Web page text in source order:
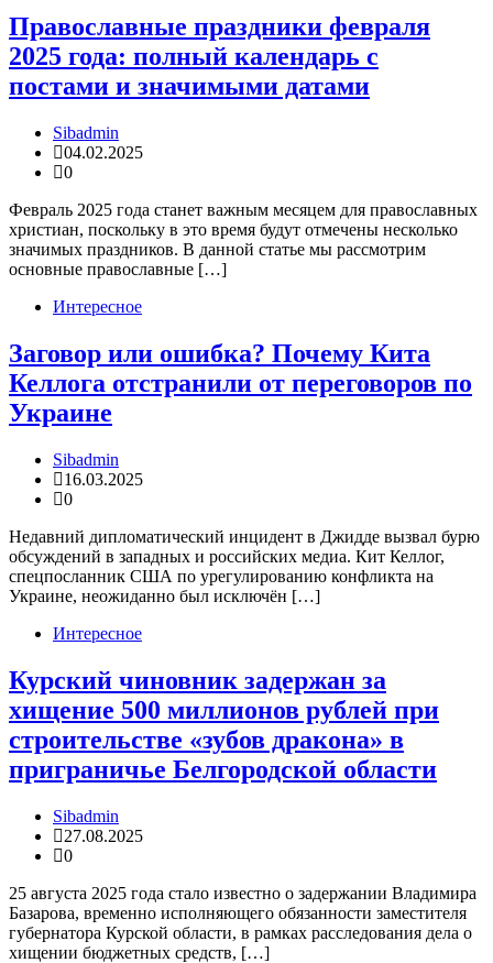
Православные праздники февраля
2025 года: полный календарь с
постами и значимыми датами
Sibadmin
04.02.2025
0
Февраль 2025 года станет важным месяцем для православных
христиан, поскольку в это время будут отмечены несколько
значимых праздников. В данной статье мы рассмотрим
основные православные […]
Интересное
Заговор или ошибка? Почему Кита
Келлога отстранили от переговоров по
Украине
Sibadmin
16.03.2025
0
Недавний дипломатический инцидент в Джидде вызвал бурю
обсуждений в западных и российских медиа. Кит Келлог,
спецпосланник США по урегулированию конфликта на
Украине, неожиданно был исключён […]
Интересное
Курский чиновник задержан за
хищение 500 миллионов рублей при
строительстве «зубов дракона» в
приграничье Белгородской области
Sibadmin
27.08.2025
0
25 августа 2025 года стало известно о задержании Владимира
Базарова, временно исполняющего обязанности заместителя
губернатора Курской области, в рамках расследования дела о
хищении бюджетных средств, […]